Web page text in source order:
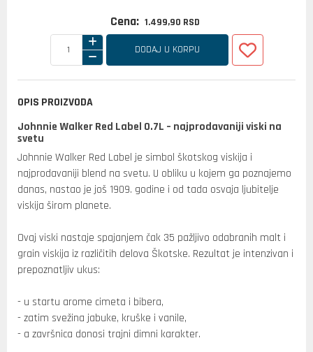
Cena: 1.499,90 RSD
DODAJ U KORPU
OPIS PROIZVODA
Johnnie Walker Red Label 0.7L – najprodavaniji viski na
svetu
Johnnie Walker Red Label je simbol škotskog viskija i
najprodavaniji blend na svetu. U obliku u kojem ga poznajemo
danas, nastao je još 1909. godine i od tada osvaja ljubitelje
viskija širom planete.
Ovaj viski nastaje spajanjem čak 35 pažljivo odabranih malt i
grain viskija iz različitih delova Škotske. Rezultat je intenzivan i
prepoznatljiv ukus:
- u startu arome cimeta i bibera,
- zatim svežina jabuke, kruške i vanile,
- a završnica donosi trajni dimni karakter.